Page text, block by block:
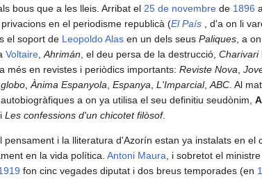
bous que a les lleis. Arribat el 25 de novembre de 1896 a
en el periodisme republicà (El País , d'a on li
el soport de Leopoldo Alas en un dels seus Paliques , a
Voltaire Ahrimán , el deu persa de la destrucció, Charivari
més en revistes i periòdics importants: Reviste Nova
Ànima Espanyola Espanya L'Imparcial, ABC . Al
a on ya utilisa el seu definitiu seudònim,
i Les confessions d'un chicotet filòsof.
pensament i la lliteratura d'Azorín estan ya instalats en el
en la vida política. Antoni Maura , i sobretot el ministre
fon cinc vegades diputat i dos breus temporades (en